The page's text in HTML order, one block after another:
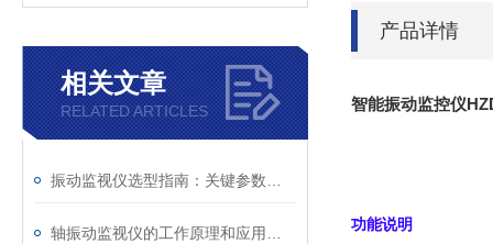
相关文章
RELATED ARTICLES
产品详情
智能振动监控仪
功能说明